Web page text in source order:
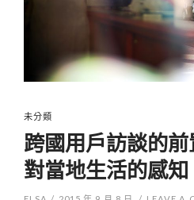
未分類
跨國用戶訪談的
對當地生活的感知